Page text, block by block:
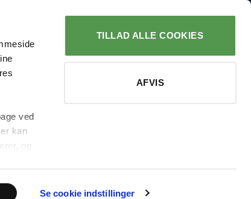
ved
kan
og
Se cookie indstillinger
TILLAD ALLE COOKIES
AFVIS
16 stk. –